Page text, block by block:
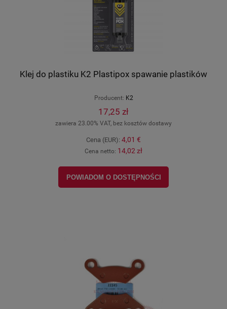
Klej do plastiku K2 Plastipox spawanie plastików
Producent: K2
17,25 zł
zawiera 23.00% VAT, bez kosztów dostawy
Cena (EUR): 4,01 €
Cena netto: 14,02 zł
POWIADOM O DOSTĘPNOŚCI